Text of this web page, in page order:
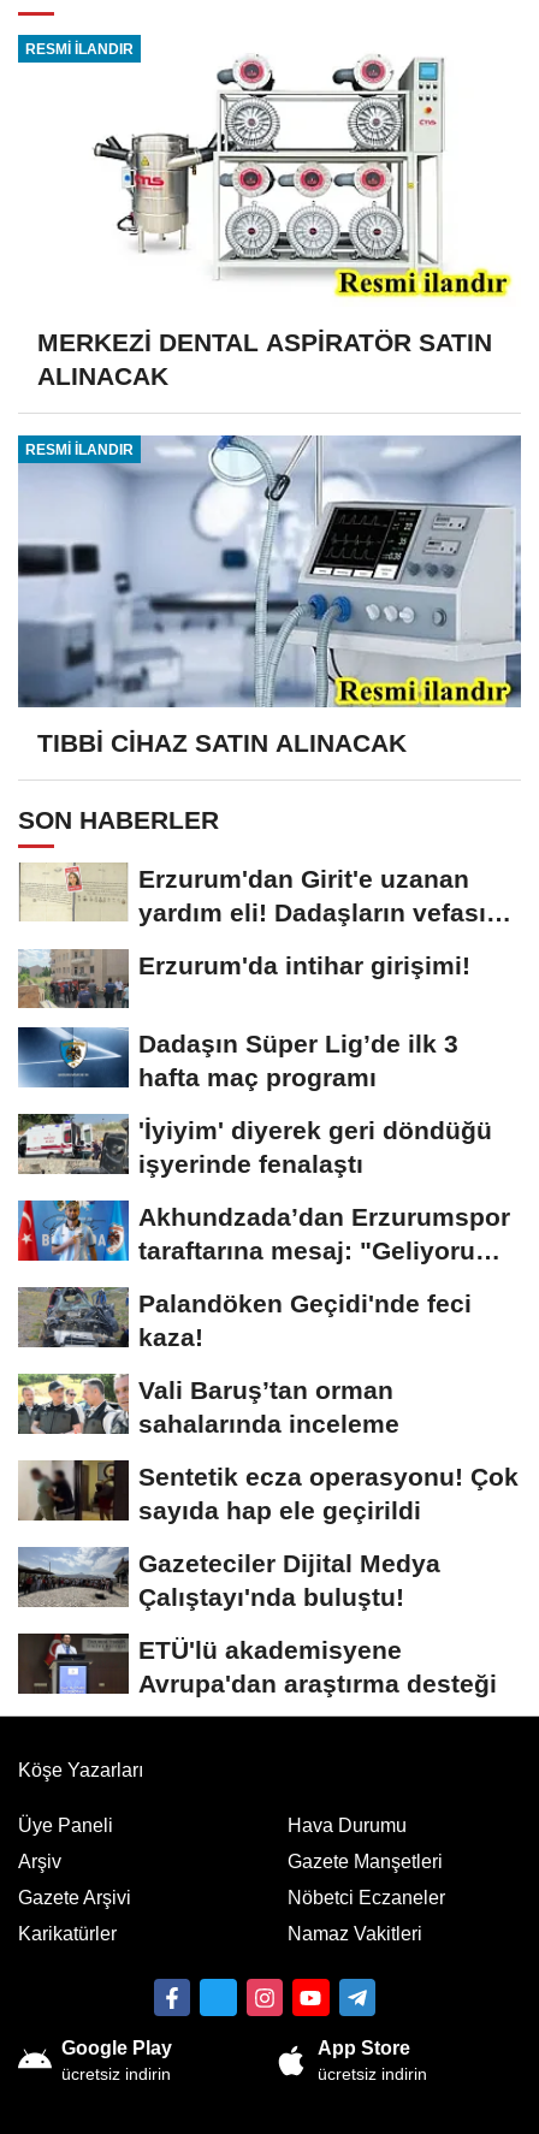
RESMİ İLANDIR
MERKEZİ DENTAL ASPİRATÖR SATIN
ALINACAK
RESMİ İLANDIR
TIBBİ CİHAZ SATIN ALINACAK
SON HABERLER
Erzurum'dan Girit'e uzanan
yardım eli! Dadaşların vefası
Erzurum'da intihar girişimi!
Dadaşın Süper Lig’de ilk 3
hafta maç programı
'İyiyim' diyerek geri döndüğü
işyerinde fenalaştı
Akhundzada’dan Erzurumspor
taraftarına mesaj: "Geliyorum
Palandöken Geçidi'nde feci
kaza!
Vali Baruş’tan orman
sahalarında inceleme
Sentetik ecza operasyonu! Çok
sayıda hap ele geçirildi
Gazeteciler Dijital Medya
Çalıştayı'nda buluştu!
ETÜ'lü akademisyene
Avrupa'dan araştırma desteği
Köşe Yazarları
Üye Paneli
Arşiv
Gazete Arşivi
Karikatürler
Hava Durumu
Gazete Manşetleri
Nöbetci Eczaneler
Namaz Vakitleri
Google Play
ücretsiz indirin
App Store
ücretsiz indirin